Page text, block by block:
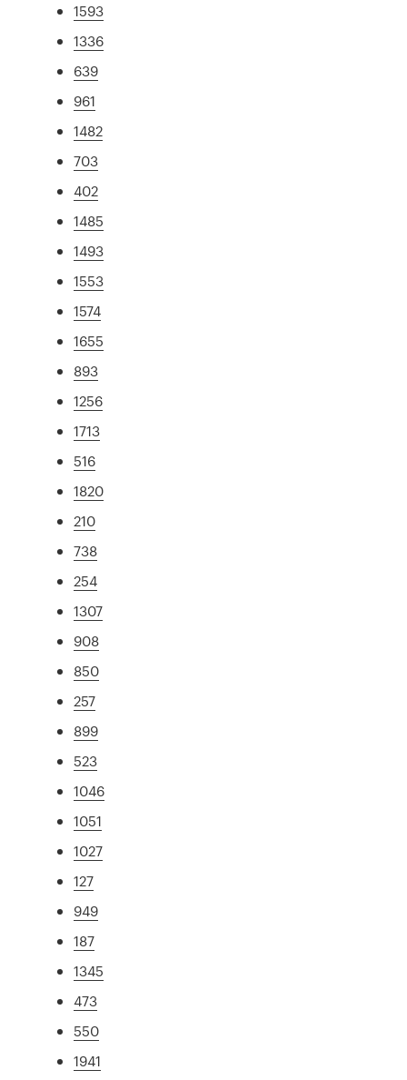
1593
1336
639
961
1482
703
402
1485
1493
1553
1574
1655
893
1256
1713
516
1820
210
738
254
1307
908
850
257
899
523
1046
1051
1027
127
949
187
1345
473
550
1941